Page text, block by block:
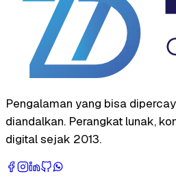
Pengalaman yang bisa
diandalkan. Perangkat lunak,
digital sejak 2013.